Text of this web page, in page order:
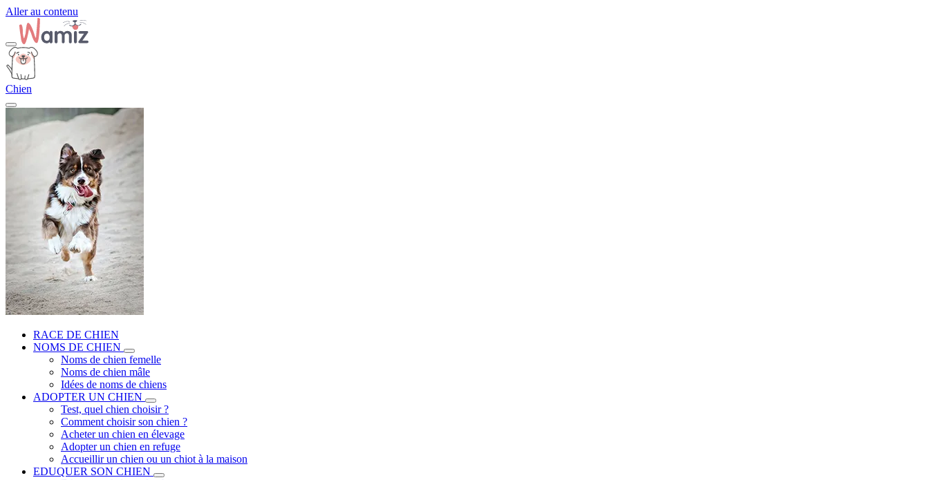
Aller au contenu
Chien
RACE DE CHIEN
NOMS DE CHIEN
Noms de chien femelle
Noms de chien mâle
Idées de noms de chiens
ADOPTER UN CHIEN
Test, quel chien choisir ?
Comment choisir son chien ?
Acheter un chien en élevage
Adopter un chien en refuge
Accueillir un chien ou un chiot à la maison
EDUQUER SON CHIEN